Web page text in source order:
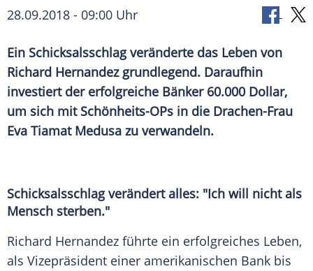
28.09.2018 - 09:00 Uhr
Ein Schicksalsschlagveränderte das Leben von
Richard Hernandezgrundlegend. Daraufhin
investiert der erfolgreiche Bänker 60.000 Dollar,
um sich mit Schönheits-OPs in die Drachen-Frau
Eva TiamatMedusa zu verwandeln.
Schicksalsschlagverändert alles: "Ich will nicht als
Mensch sterben."
Richard Hernandez führte ein erfolgreiches Leben,
als Vizepräsident einer amerikanischen Bank bis